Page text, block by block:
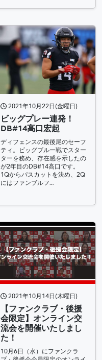
2021年10月22日(金曜日)
ビッグプレー連発！
DB#14高口宏起
ディフェンスの最後尾のセーフ
ティ。ビッグブルー戦でスター
ターを務め、存在感を示したの
が2年目のDB#14高口です。
1Qからパスカットを決め、2Q
にはファンブルフ…
2021年10月14日(木曜日)
【ファンクラブ・後援
会限定】オンライン交
流会を開催いたしまし
た！
10月6日（水）にファンクラ